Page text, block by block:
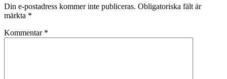
Din e-postadress kommer inte publiceras. Obligatoriska fält är
märkta *
Kommentar *